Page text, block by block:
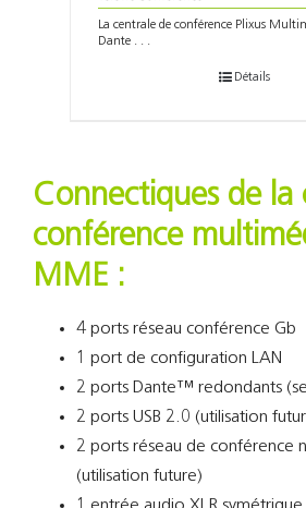
La centrale de conférence Plixus
Dante . . .
Détails
Connectiques de la
conférence
MME :
4 ports réseau conférence Gb
1 port de configuration LAN
2 ports Dante™ redondants
2 ports USB 2.0 (utilisation
2 ports réseau de conférence
(utilisation future)